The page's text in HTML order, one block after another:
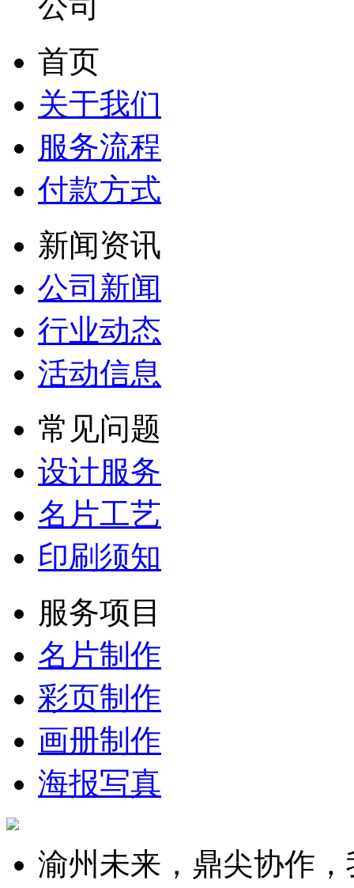
首页
关于我们
服务流程
付款方式
新闻资讯
公司新闻
行业动态
活动信息
常见问题
设计服务
名片工艺
印刷须知
服务项目
名片制作
彩页制作
画册制作
海报写真
渝州未来，鼎尖协作